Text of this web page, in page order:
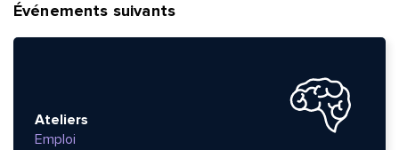
Événements suivants
Ateliers
Emploi